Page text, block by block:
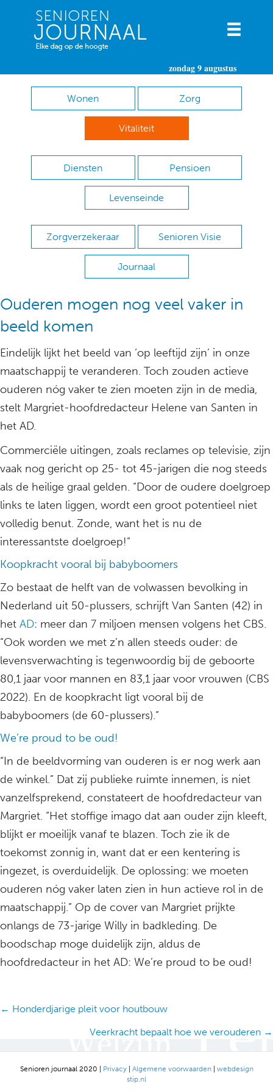
zondag 9 augustus
Wonen Zorg
Vitaliteit
Diensten Pensioen
Levenseinde
Zorgverzekeraar Senioren Visie
Journaal
Ouderen mogen nog veel vaker in
beeld komen
Eindelijk lijkt het beeld van ‘op leeftijd zijn’ in onze
maatschappij te veranderen. Toch zouden actieve
ouderen nóg vaker te zien moeten zijn in de media,
stelt Margriet-hoofdredacteur Helene van Santen in
het AD.
Commerciële uitingen, zoals reclames op televisie, zijn
vaak nog gericht op 25- tot 45-jarigen die nog steeds
als de heilige graal gelden. “Door de oudere doelgroep
links te laten liggen, wordt een groot potentieel niet
volledig benut. Zonde, want het is nu de
interessantste doelgroep!”
Koopkracht vooral bij babyboomers
Zo bestaat de helft van de volwassen bevolking in
Nederland uit 50-plussers, schrijft Van Santen (42) in
het AD: meer dan 7 miljoen mensen volgens het CBS.
“Ook worden we met z’n allen steeds ouder: de
levensverwachting is tegenwoordig bij de geboorte
80,1 jaar voor mannen en 83,1 jaar voor vrouwen (CBS
2022). En de koopkracht ligt vooral bij de
babyboomers (de 60-plussers).”
We’re proud to be oud!
“In de beeldvorming van ouderen is er nog werk aan
de winkel.” Dat zij publieke ruimte innemen, is niet
vanzelfsprekend, constateert de hoofdredacteur van
Margriet. “Het stoffige imago dat aan ouder zijn kleeft,
blijkt er moeilijk vanaf te blazen. Toch zie ik de
toekomst zonnig in, want dat er een kentering is
ingezet, is overduidelijk. De oplossing: we moeten
ouderen nóg vaker laten zien in hun actieve rol in de
maatschappij.” Op de cover van Margriet prijkte
onlangs de 73-jarige Willy in badkleding. De
boodschap moge duidelijk zijn, aldus de
hoofdredacteur in het AD: We’re proud to be oud!
Posts
← Honderdjarige pleit voor houtbouw
Veerkracht bepaalt hoe we verouderen →
Senioren journaal 2020 | Privacy| Algemene voorwaarden| webdesign
stip.nl